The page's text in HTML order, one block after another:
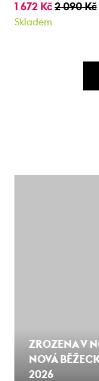
1 672 Kč 2 090 Kč
Skladem
ZROZENA V
NOVÁ
2026